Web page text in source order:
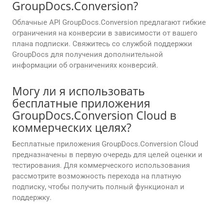
GroupDocs.Conversion?
Облачные API GroupDocs.Conversion предлагают гибкие
ограничения на конверсии в зависимости от вашего
плана подписки. Свяжитесь со службой поддержки
GroupDocs для получения дополнительной
информации об ограничениях конверсий.
Могу ли я использовать
бесплатные приложения
GroupDocs.Conversion Cloud в
коммерческих целях?
Бесплатные приложения GroupDocs.Conversion Cloud
предназначены в первую очередь для целей оценки и
тестирования. Для коммерческого использования
рассмотрите возможность перехода на платную
подписку, чтобы получить полный функционал и
поддержку.